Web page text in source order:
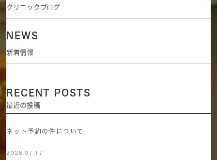
クリニックブログ
NEWS
新着情報
RECENT POSTS
最近の投稿
ネット予約の件について
2026.07.17